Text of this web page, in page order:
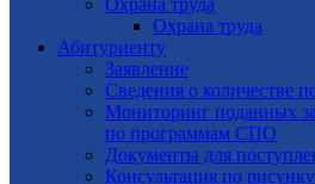
Охрана труда
Абитуриенту
Заявление
Cведения о количестве
Мониторинг поданных
по программам СПО
Документы для
Консультация по рисунку